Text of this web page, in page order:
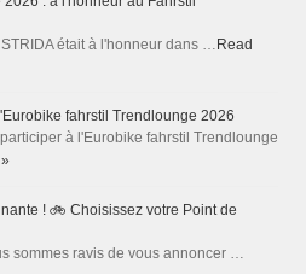
était à l'honneur dans … Read
fahrstil Trendlounge 2026
à l'Eurobike fahrstil Trendlounge
! 🚲 Choisissez votre Point de
sommes ravis de vous annoncer …